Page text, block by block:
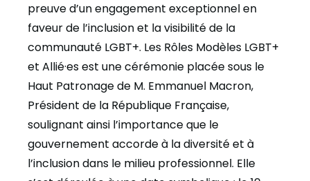
preuve d’un engagement exceptionnel en
faveur de l’inclusion et la visibilité de la
communauté LGBT+. Les Rôles Modèles LGBT+
et Allié·es est une cérémonie placée sous le
Haut Patronage de M. Emmanuel Macron,
Président de la République Française,
soulignant ainsi l’importance que le
gouvernement accorde à la diversité et à
l’inclusion dans le milieu professionnel. Elle